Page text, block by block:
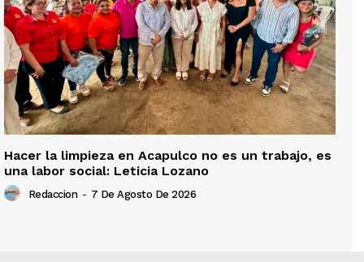
Hacer la limpieza en Acapulco no es un trabajo, es
una labor social: Leticia Lozano
Redaccion - 7 De Agosto De 2026